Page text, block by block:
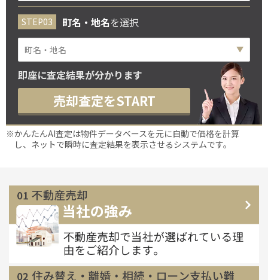
町名・地名を選択
即座に査定結果が分かります
売却査定をSTART
※かんたんAI査定は物件データベースを元に自動で価格を計算
し、ネットで瞬時に査定結果を表示させるシステムです。